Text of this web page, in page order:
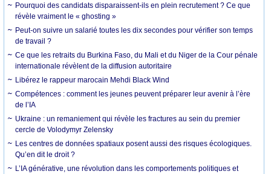
Pourquoi des candidats disparaissent-ils en plein recrutement ? Ce que
révèle vraiment le « ghosting »
Peut-on suivre un salarié toutes les dix secondes pour vérifier son temps
de travail ?
Ce que les retraits du Burkina Faso, du Mali et du Niger de la Cour pénale
internationale révèlent de la diffusion autoritaire
Libérez le rappeur marocain Mehdi Black Wind
Compétences : comment les jeunes peuvent préparer leur avenir à l’ère
de l’IA
Ukraine : un remaniement qui révèle les fractures au sein du premier
cercle de Volodymyr Zelensky
Les centres de données spatiaux posent aussi des risques écologiques.
Qu’en dit le droit ?
L’IA générative, une révolution dans les comportements politiques et